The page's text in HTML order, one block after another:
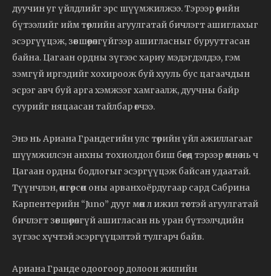
дуучин уг үйлдлийг эрс шүүмжилжээ. Тэрээр өөрийн
бүтээлийг ийм төрлийн агуулгатай бичлэгт ашиглахыг
эсэргүүцэж, зөвшөөрөлгүйгээр ашигласныг буруутгасан
байна. Цагаан ордны зүгээс хариу мэдэгдэлдээ, гэм
зэмгүй иргэдийг хохироож буй хууль бус цагаачдын
эсрэг авч буй арга хэмжээг хамгаалж, дуучны байр
суурийг няцаасан тайлбар өгчээ.
Энэ нь Ариана Грандегийн улс төрийн үйл ажиллагааг
шүүмжилсэн анхны тохиолдол биш бөгөөд тэрээр өмнө нь ч
Цагаан ордны бодлогыг эсэргүүцэж байсан удаатай.
Түүнчлэн, өнгөрсөн оны арванхоёрдугаар сард Сабрина
Карпентерийн “Juno” дууг мөн л ижил төстэй агуулгатай
бичлэгт зөвшөөрөлгүй ашигласан нь уран бүтээлчдийн
зүгээс хүчтэй эсэргүүцэлтэй тулгарч байв.
Ариана Гранде одоогоор долоон жилийн